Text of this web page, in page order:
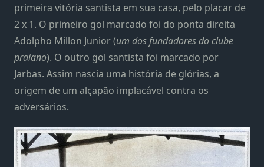
primeira vitória santista em sua casa, pelo placar de
2 x 1. O primeiro gol marcado foi do ponta direita
Adolpho Millon Junior (um dos fundadores do clube
praiano). O outro gol santista foi marcado por
Jarbas. Assim nascia uma história de glórias, a
origem de um alçapão implacável contra os
adversários.